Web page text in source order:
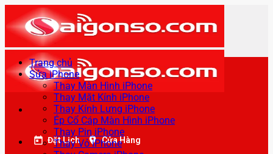
qua
nội
dung
Đặt Lịch Cửa Hàng
Trang chủ
Sửa iPhone
Thay Màn Hình iPhone
Thay Mặt Kính iPhone
Thay Kính Lưng iPhone
Ép Cổ Cáp Màn Hình iPhone
Thay Pin iPhone
Thay Vỏ iPhone